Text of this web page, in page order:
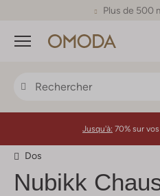
Plus de 500
Menu
Jusqu'à: 70% sur
Dos
Nubikk